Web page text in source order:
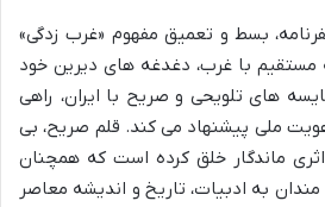
بسط و تعمیق مفهوم «غرب زدگی»
با غرب، دغدغه های دیرین خود
های تلویحی و صریح با ایران، راهی
ملی پیشنهاد می کند. قلم صریح، بی
اثری ماندگار خلق کرده است که همچنان
به ادبیات، تاریخ و اندیشه معاصر